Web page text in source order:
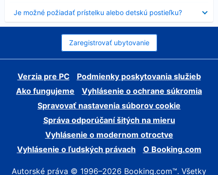
Je možné požiadať prístelku alebo detskú postieľku?
sa
Zaregistrovať ubytovanie
Verzia pre PC
Podmienky poskytovania služieb
Ako fungujeme
Vyhlásenie o ochrane súkromia
Spravovať nastavenia súborov cookie
Správa odporúčaní šitých na mieru
Vyhlásenie o modernom otroctve
Vyhlásenie o ľudských právach
O Booking.com
Autorské práva © 1996–2026 Booking.com™. Všetky